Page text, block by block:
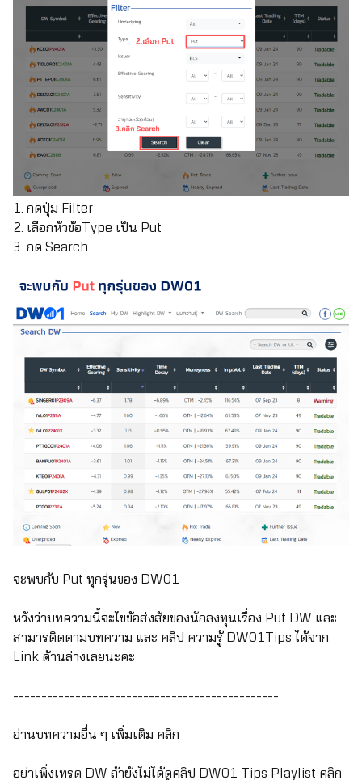
1. กดปุ่ม Filter
2. เลือกหัวข้อType เป็น Put
3. กด Search
จะพบกับ Put ทุกรุ่นของ DW01
หวังว่าบทความนี้จะไขข้อส่งสัยของนักลงทุนเรื่อง Put DW และ
สามารติดตามบทความ และ คลิป ความรู้ DW01Tips ได้จาก
Link ด้านล่างเลยนะคะ
-----------------------------------------------
อ่านบทความอื่น ๆ เพิ่มเติม คลิก
อย่าเพิ่งเทรด DW ถ้ายังไม่ได้ดูคลิป DW01 Tips Playlist คลิก